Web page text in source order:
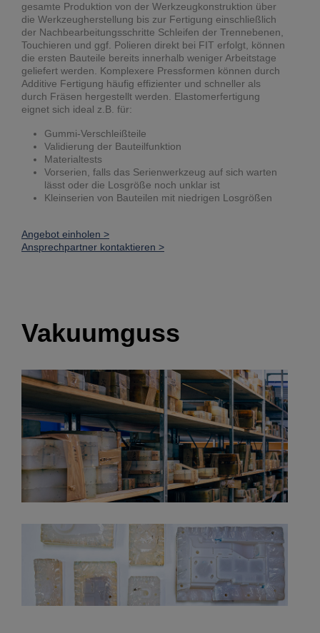
gesamte Produktion von der Werkzeugkonstruktion über
die Werkzeugherstellung bis zur Fertigung einschließlich
der Nachbearbeitungsschritte Schleifen der Trennebenen,
Touchieren und ggf. Polieren direkt bei FIT erfolgt, können
die ersten Bauteile bereits innerhalb weniger Arbeitstage
geliefert werden. Komplexere Pressformen können durch
Additive Fertigung häufig effizienter und schneller als
durch Fräsen hergestellt werden. Elastomerfertigung
eignet sich ideal z.B. für:
Gummi-Verschleißteile
Validierung der Bauteilfunktion
Materialtests
Vorserien, falls das Serienwerkzeug auf sich warten
lässt oder die Losgröße noch unklar ist
Kleinserien von Bauteilen mit niedrigen Losgrößen
Angebot einholen >
Ansprechpartner kontaktieren >
Vakuumguss